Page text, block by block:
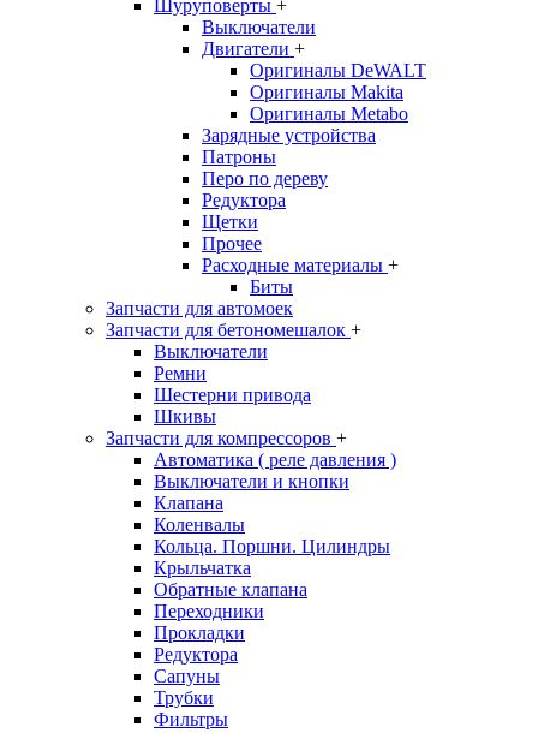
Шуруповерты +
Выключатели
Двигатели +
Оригиналы DeWALT
Оригиналы Makita
Оригиналы Metabo
Зарядные устройства
Патроны
Перо по дереву
Редуктора
Щетки
Прочее
Расходные материалы +
Биты
Запчасти для автомоек
Запчасти для бетономешалок +
Выключатели
Ремни
Шестерни привода
Шкивы
Запчасти для компрессоров +
Автоматика ( реле давления )
Выключатели и кнопки
Клапана
Коленвалы
Кольца. Поршни. Цилиндры
Крыльчатка
Обратные клапана
Переходники
Прокладки
Редуктора
Сапуны
Трубки
Фильтры